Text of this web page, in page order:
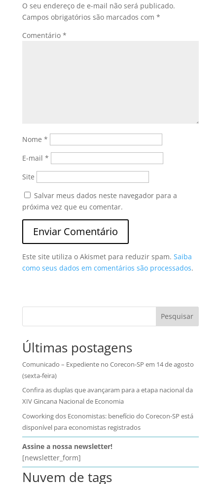
O seu endereço de e-mail não será publicado.
Campos obrigatórios são marcados com *
Comentário *
Nome *
E-mail *
Site
Salvar meus dados neste navegador para a
próxima vez que eu comentar.
Este site utiliza o Akismet para reduzir spam. Saiba
como seus dados em comentários são processados.
Pesquisar
Últimas postagens
Comunicado – Expediente no Corecon-SP em 14 de agosto
(sexta-feira)
Confira as duplas que avançaram para a etapa nacional da
XIV Gincana Nacional de Economia
Coworking dos Economistas: benefício do Corecon-SP está
disponível para economistas registrados
Assine a nossa newsletter!
[newsletter_form]
Nuvem de tags